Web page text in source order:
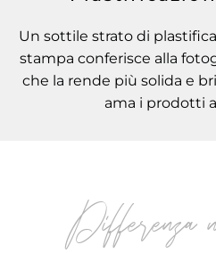
Un sottile strato di
stampa conferisce alla
che la rende più solida e
ama i prodotti
Differenza